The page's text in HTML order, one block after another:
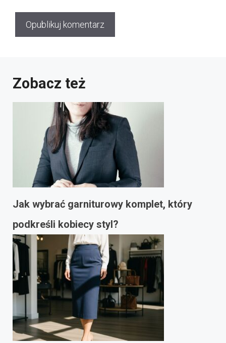
Zobacz też
Jak wybrać garniturowy komplet, który
podkreśli kobiecy styl?